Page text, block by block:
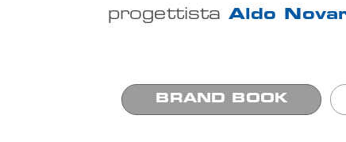
progettista Aldo
BRAND BOOK